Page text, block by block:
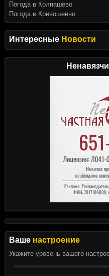
Интересные Новости
Ваше настроение
Укажите уровень вашего
Погода в Колпашево
Погода в Кривошеино